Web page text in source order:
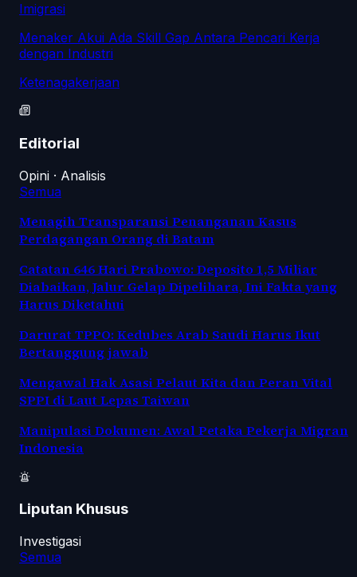
Imigrasi
Menaker Akui Ada Skill Gap Antara Pencari Kerja
dengan Industri
Ketenagakerjaan
Editorial
Opini · Analisis
Semua
Menagih Transparansi Penanganan Kasus
Perdagangan Orang di Batam
Catatan 646 Hari Prabowo: Deposito 1,5 Miliar
Diabaikan, Jalur Gelap Dipelihara, Ini Fakta yang
Harus Diketahui
Darurat TPPO: Kedubes Arab Saudi Harus Ikut
Bertanggung jawab
Mengawal Hak Asasi Pelaut Kita dan Peran Vital
SPPI di Laut Lepas Taiwan
Manipulasi Dokumen: Awal Petaka Pekerja Migran
Indonesia
Liputan Khusus
Investigasi
Semua